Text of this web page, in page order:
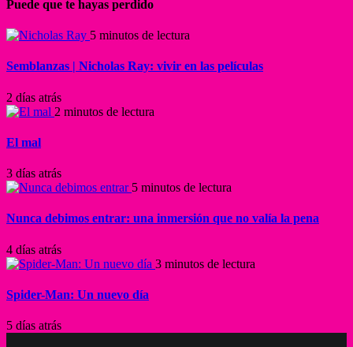
Puede que te hayas perdido
5 minutos de lectura
Semblanzas | Nicholas Ray: vivir en las películas
2 días atrás
2 minutos de lectura
El mal
3 días atrás
5 minutos de lectura
Nunca debimos entrar: una inmersión que no valía la pena
4 días atrás
3 minutos de lectura
Spider-Man: Un nuevo día
5 días atrás